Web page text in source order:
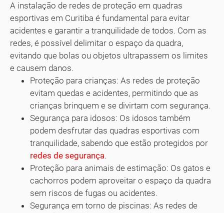
A instalação de redes de proteção em quadras
esportivas em Curitiba é fundamental para evitar
acidentes e garantir a tranquilidade de todos. Com as
redes, é possível delimitar o espaço da quadra,
evitando que bolas ou objetos ultrapassem os limites
e causem danos.
Proteção para crianças: As redes de proteção
evitam quedas e acidentes, permitindo que as
crianças brinquem e se divirtam com segurança.
Segurança para idosos: Os idosos também
podem desfrutar das quadras esportivas com
tranquilidade, sabendo que estão protegidos por
redes de segurança.
Proteção para animais de estimação: Os gatos e
cachorros podem aproveitar o espaço da quadra
sem riscos de fugas ou acidentes.
Segurança em torno de piscinas: As redes de